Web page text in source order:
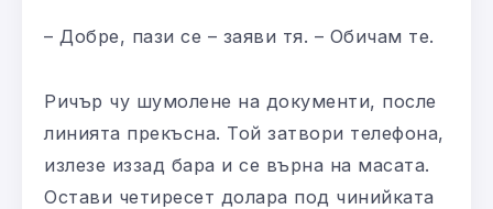
– Добре, пази се – заяви тя. – Обичам те.
Ричър чу шумолене на документи, после
линията прекъсна. Той затвори телефона,
излезе иззад бара и се върна на масата.
Остави четиресет долара под чинийката